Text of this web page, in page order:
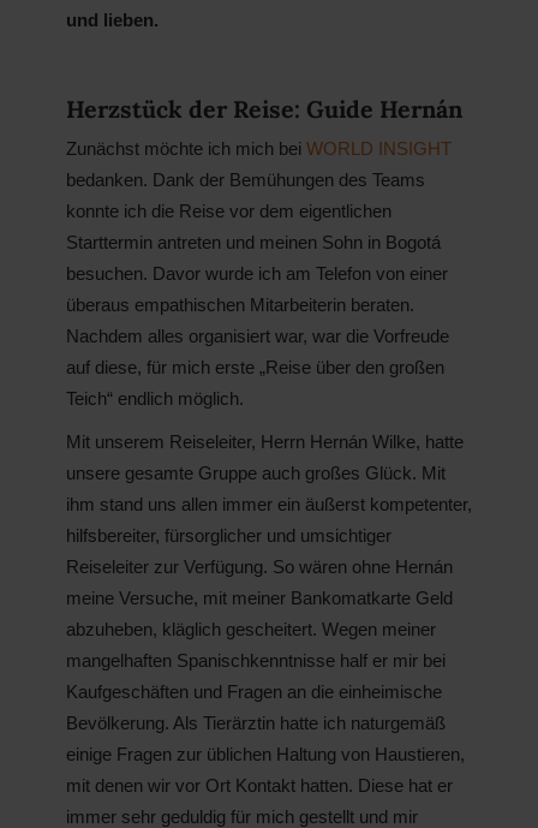
und lieben.
Herzstück der Reise: Guide Hernán
Zunächst möchte ich mich bei WORLD INSIGHT
bedanken. Dank der Bemühungen des Teams
konnte ich die Reise vor dem eigentlichen
Starttermin antreten und meinen Sohn in Bogotá
besuchen. Davor wurde ich am Telefon von einer
überaus empathischen Mitarbeiterin beraten.
Nachdem alles organisiert war, war die Vorfreude
auf diese, für mich erste „Reise über den großen
Teich“ endlich möglich.
Mit unserem Reiseleiter, Herrn Hernán Wilke, hatte
unsere gesamte Gruppe auch großes Glück. Mit
ihm stand uns allen immer ein äußerst kompetenter,
hilfsbereiter, fürsorglicher und umsichtiger
Reiseleiter zur Verfügung. So wären ohne Hernán
meine Versuche, mit meiner Bankomatkarte Geld
abzuheben, kläglich gescheitert. Wegen meiner
mangelhaften Spanischkenntnisse half er mir bei
Kaufgeschäften und Fragen an die einheimische
Bevölkerung. Als Tierärztin hatte ich naturgemäß
einige Fragen zur üblichen Haltung von Haustieren,
mit denen wir vor Ort Kontakt hatten. Diese hat er
immer sehr geduldig für mich gestellt und mir